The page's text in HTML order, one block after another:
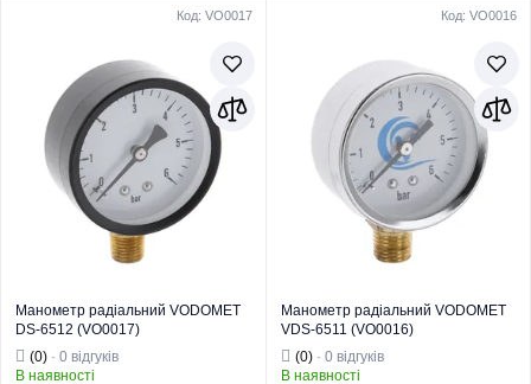
Тип виробу
Манометри,
термометри,
термоманометр
Вид виробу
Манометри
Призначення
Контролює тиск
у системі
опалення та
водопостачання
.
Країна бренду
Тип виробу
Манометри,
термометри,
термоманометр
и
Вид виробу
Манометри
Призначення
Контролює тиск
у системі
опалення та
водопостачання
.
Країна бренду
Код: VO0017
Манометр радіальний VODOMET
DS-6512 (VO0017)
(0) · 0 відгуків
В наявності
Код: VO0016
Манометр радіальний VODOMET
VDS-6511 (VO0016)
(0)· 0 відгуків
В наявності